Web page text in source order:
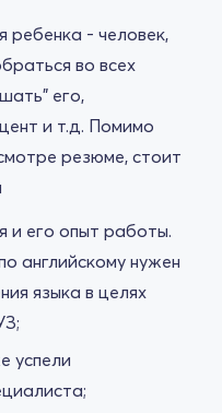
ребенка - человек,
во всех
его,
и т.д. Помимо
резюме, стоит
и его опыт работы.
английскому нужен
языка в целях
успели